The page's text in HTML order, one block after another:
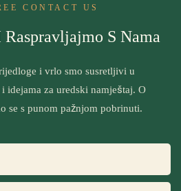
CONTACT US
S Nama
i vrlo smo susretljivi u
idejama za uredski namještaj. O
se s punom pažnjom pobrinuti.